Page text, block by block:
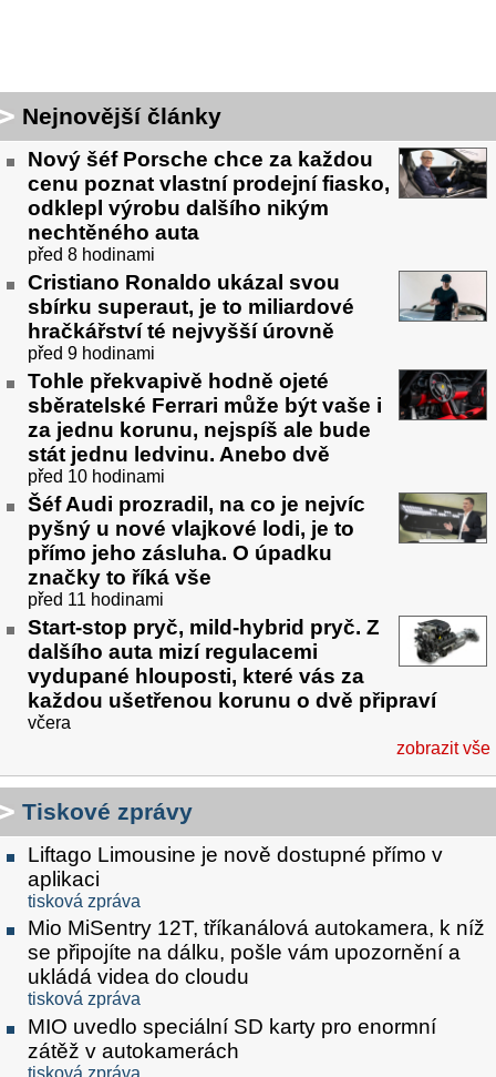
Nejnovější články
Nový šéf Porsche chce za každou
cenu poznat vlastní prodejní fiasko,
odklepl výrobu dalšího nikým
nechtěného auta
před 8 hodinami
Cristiano Ronaldo ukázal svou
sbírku superaut, je to miliardové
hračkářství té nejvyšší úrovně
před 9 hodinami
Tohle překvapivě hodně ojeté
sběratelské Ferrari může být vaše i
za jednu korunu, nejspíš ale bude
stát jednu ledvinu. Anebo dvě
před 10 hodinami
Šéf Audi prozradil, na co je nejvíc
pyšný u nové vlajkové lodi, je to
přímo jeho zásluha. O úpadku
značky to říká vše
před 11 hodinami
Start-stop pryč, mild-hybrid pryč. Z
dalšího auta mizí regulacemi
vydupané hlouposti, které vás za
každou ušetřenou korunu o dvě připraví
včera
zobrazit vše
Tiskové zprávy
Liftago Limousine je nově dostupné přímo v
aplikaci
tisková zpráva
Mio MiSentry 12T, tříkanálová autokamera, k níž
se připojíte na dálku, pošle vám upozornění a
ukládá videa do cloudu
tisková zpráva
MIO uvedlo speciální SD karty pro enormní
zátěž v autokamerách